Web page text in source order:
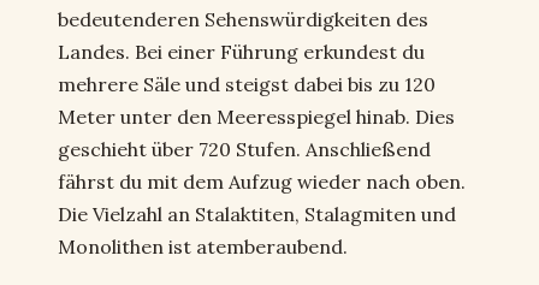
bedeutenderen Sehenswürdigkeiten des
Landes. Bei einer Führung erkundest du
mehrere Säle und steigst dabei bis zu 120
Meter unter den Meeresspiegel hinab. Dies
geschieht über 720 Stufen. Anschließend
fährst du mit dem Aufzug wieder nach oben.
Die Vielzahl an Stalaktiten, Stalagmiten und
Monolithen ist atemberaubend.